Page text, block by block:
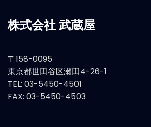
株式会社 武蔵屋
〒158-0095
東京都世田谷区瀬田4-26-1
TEL: 03-5450-4501
FAX: 03-5450-4503